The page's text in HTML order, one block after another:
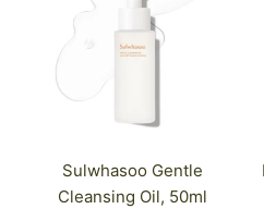
Sulwhasoo Gentle
Cleansing Oil, 50ml